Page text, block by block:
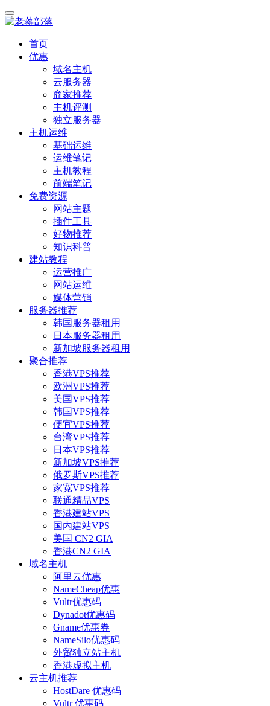
首页
优惠
域名主机
云服务器
商家推荐
主机评测
独立服务器
主机运维
基础运维
运维笔记
主机教程
前端笔记
免费资源
网站主题
插件工具
好物推荐
知识科普
建站教程
运营推广
网站运维
媒体营销
服务器推荐
韩国服务器租用
日本服务器租用
新加坡服务器租用
聚合推荐
香港VPS推荐
欧洲VPS推荐
美国VPS推荐
韩国VPS推荐
便宜VPS推荐
台湾VPS推荐
日本VPS推荐
新加坡VPS推荐
俄罗斯VPS推荐
家宽VPS推荐
联通精品VPS
香港建站VPS
国内建站VPS
美国 CN2 GIA
香港CN2 GIA
域名主机
阿里云优惠
NameCheap优惠
Vultr优惠码
Dynadot优惠码
Gname优惠券
NameSilo优惠码
外贸独立站主机
香港虚拟主机
云主机推荐
HostDare 优惠码
Vultr 优惠码